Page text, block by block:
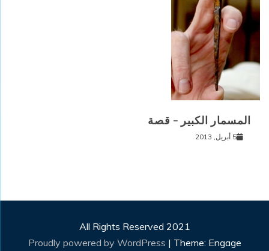
المسمار الكبير – قصة
5 أبريل, 2013
All Rights Reserved 2021
Proudly powered by WordPress | Theme: Engage